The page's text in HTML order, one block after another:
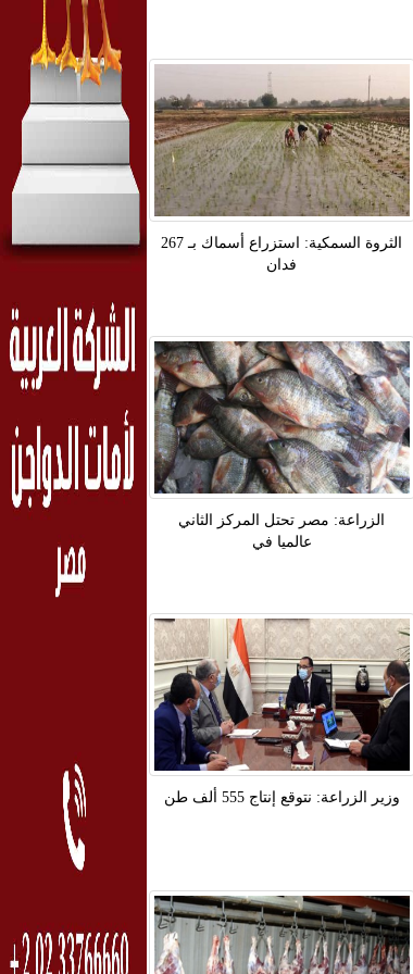
الثروة السمكية: استزراع أسماك بـ 267
فدان
الزراعة: مصر تحتل المركز الثاني
عالميا في
وزير الزراعة: نتوقع إنتاج 555 ألف طن